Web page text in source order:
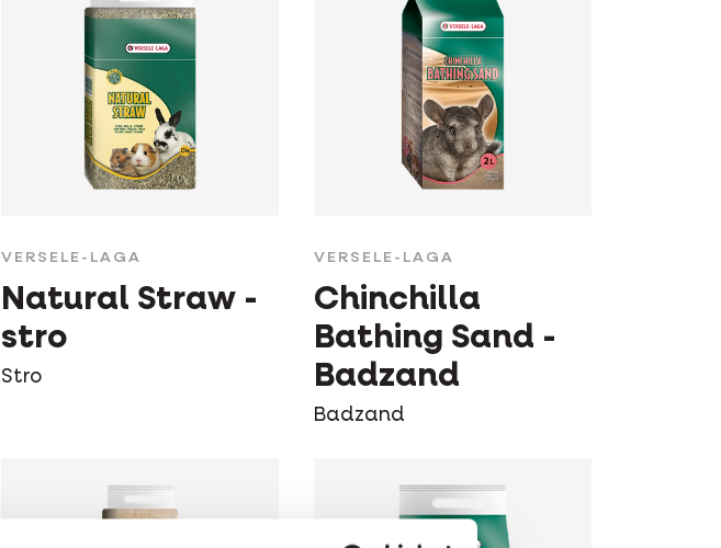
VERSELE-LAGA
Natural Straw -
stro
Stro
VERSELE-LAGA
Chinchilla
Bathing Sand -
Badzand
Badzand